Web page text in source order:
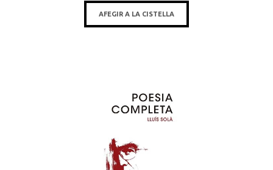
AFEGIR A LA CISTELLA